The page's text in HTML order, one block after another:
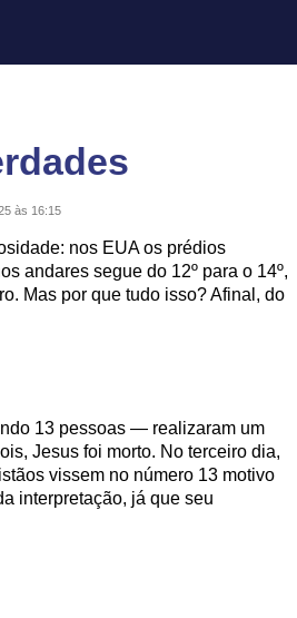
às 16:15
nos EUA os prédios
andares segue do 12º para o 14º,
Mas por que tudo isso? Afinal, do
13 pessoas — realizaram um
Jesus foi morto. No terceiro dia,
vissem no número 13 motivo
interpretação, já que seu